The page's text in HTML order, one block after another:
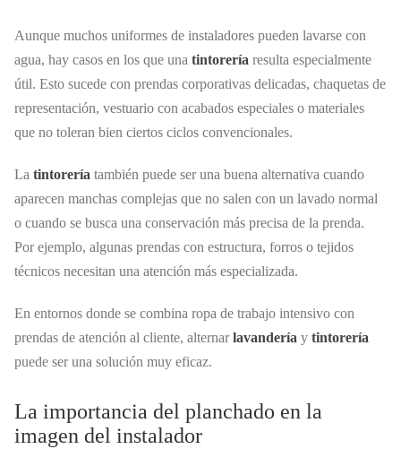
Aunque muchos uniformes de instaladores pueden lavarse con
agua, hay casos en los que una tintorería resulta especialmente
útil. Esto sucede con prendas corporativas delicadas, chaquetas de
representación, vestuario con acabados especiales o materiales
que no toleran bien ciertos ciclos convencionales.
La tintorería también puede ser una buena alternativa cuando
aparecen manchas complejas que no salen con un lavado normal
o cuando se busca una conservación más precisa de la prenda.
Por ejemplo, algunas prendas con estructura, forros o tejidos
técnicos necesitan una atención más especializada.
En entornos donde se combina ropa de trabajo intensivo con
prendas de atención al cliente, alternarlavandería y tintorería
puede ser una solución muy eficaz.
La importancia del planchado en la
imagen del instalador